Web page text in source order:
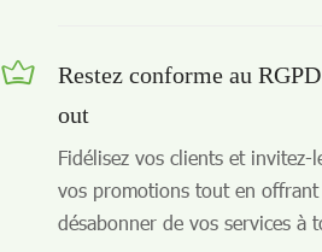
Restez conforme au
out
Fidélisez vos clients et invitez-
vos promotions tout en
désabonner de vos services à